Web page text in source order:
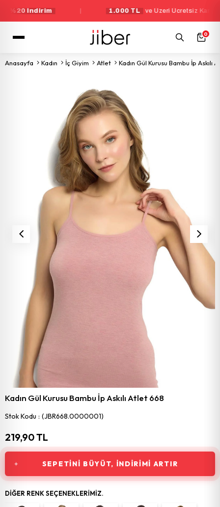
İndirim 1.000 TL ve Üzeri Ücretsiz Kargo
0
Anasayfa Kadın İç Giyim Atlet Kadın Gül Kurusu Bambu İp Askılı
Kadın Gül Kurusu Bambu İp Askılı Atlet 668
Stok Kodu (JBR668.0000001)
219,90 TL
SEPETINI BÜYÜT, İNDIRIMI ARTIR
DIĞER RENK SEÇENEKLERIMIZ.